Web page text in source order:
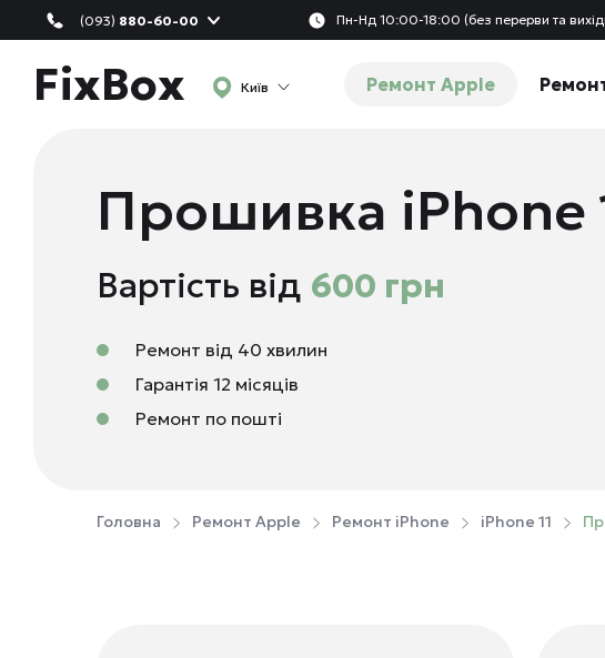
(093) 880-60-00 Пн-Нд 10:00-18:00 (без перерви та
FixBox Київ Ремонт Apple
Прошивка iPhone
Вартість від 600 грн
Ремонт від 40 хвилин
Гарантія 12 місяців
Ремонт по пошті
Головна Ремонт Apple Ремонт iPhone iPhone 11